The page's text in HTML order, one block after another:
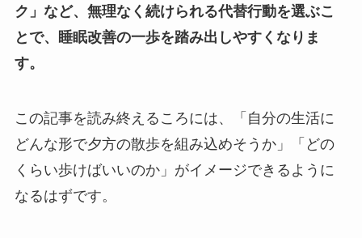
ク」など、無理なく続けられる代替行動を選ぶこ
とで、睡眠改善の一歩を踏み出しやすくなりま
す。
この記事を読み終えるころには、「自分の生活に
どんな形で夕方の散歩を組み込めそうか」「どの
くらい歩けばいいのか」がイメージできるように
なるはずです。